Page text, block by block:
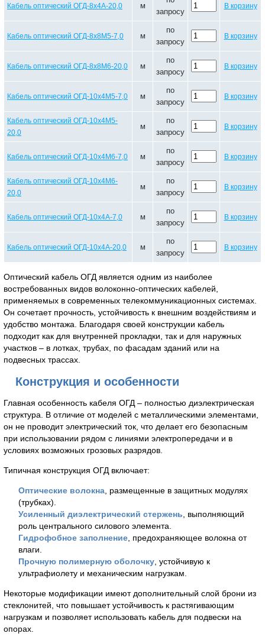
Кабель оптический ОГД-8х4А-20,0 м
запросу
В корзину
Кабель оптический ОГД-8х8М5-7,0 м
по
запросу
В корзину
Кабель оптический ОГД-8х8М6-20,0 м
по
запросу
В корзину
Кабель оптический ОГД-10х4М5-7,0 м
по
запросу
В корзину
Кабель оптический ОГД-10х4М5-
20,0
м
по
запросу
В корзину
Кабель оптический ОГД-10х4М6-7,0 м
по
запросу
В корзину
Кабель оптический ОГД-10х4М6-
20,0
м
по
запросу
В корзину
Кабель оптический ОГД-10х4А-7,0 м
по
запросу
В корзину
Кабель оптический ОГД-10х4А-20,0 м
по
запросу
В корзину
Оптический кабель ОГД является одним из наиболее
востребованных видов волоконно-оптических кабелей,
применяемых в современных телекоммуникационных системах.
Он сочетает прочность, устойчивость к внешним воздействиям и
удобство монтажа. Благодаря своей конструкции кабель
подходит как для внутренней прокладки, так и для наружных
участков – в лотках, трубах, по фасадам зданий или на
подвесных трассах.
Конструкция и особенности
Главная особенность кабеля ОГД – полностью диэлектрическая
структура. В отличие от моделей с металлическими элементами,
он не проводит электрический ток, что делает его безопасным
при использовании рядом с линиями электропередачи и в
условиях возможных грозовых разрядов.
Типичная конструкция ОГД включает:
Оптические волокна , размещенные в защитных модулях
(трубках).
Усиленный диэлектрический стержень , выполняющий
роль центрального силового элемента.
Гидрофобное заполнение , предохраняющее волокна от
влаги.
Прочную полимерную оболочку , устойчивую к
ультрафиолету и механическим нагрузкам.
Некоторые модификации имеют дополнительный слой брони из
стеклонитей, что повышает устойчивость к растягивающим
нагрузкам и позволяет использовать кабель для подвески на
опорах.